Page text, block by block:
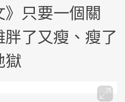
只要一個關
了又瘦、瘦了
獄